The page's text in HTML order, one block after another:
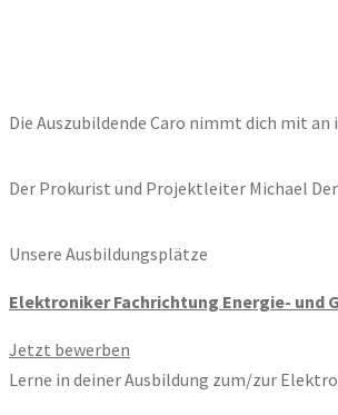
Die Auszubildende Caro nimmt dich mit
Der Prokurist und Projektleiter Michael
Unsere Ausbildungsplätze
Elektroniker Fachrichtung Energie- und
Jetzt bewerben
Lerne in deiner Ausbildung zum/zur